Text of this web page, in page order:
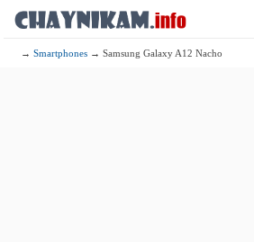
→Smartphones → Samsung Galaxy A12 Nacho